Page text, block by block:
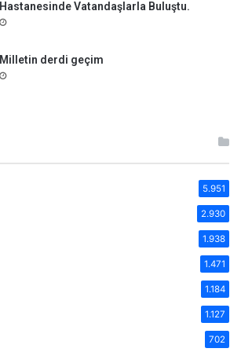
Hastanesinde Vatandaşlarla Buluştu.
Milletin derdi geçim
5.951
2.930
1.938
1.471
1.184
1.127
702